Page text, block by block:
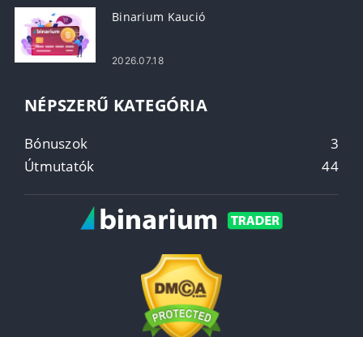
Binarium Kaució
2026.07.18
NÉPSZERŰ KATEGÓRIA
Bónuszok
3
Útmutatók
44